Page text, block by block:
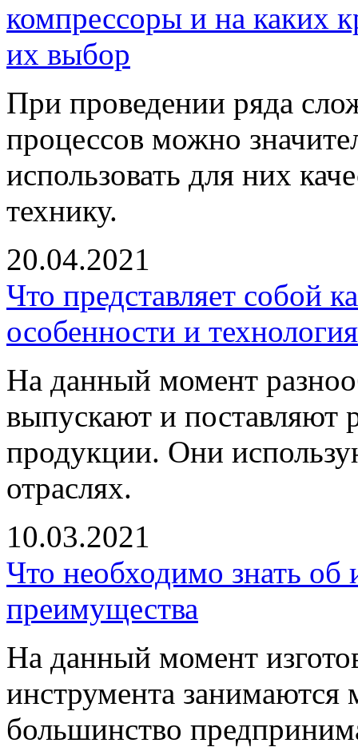
компрессоры и на каких
их выбор
При проведении ряда
процессов можно
использовать для них
технику.
20.04.2021
Что представляет собой
особенности и
На данный момент
выпускают и поставляют
продукции. Они
отраслях.
10.03.2021
Что необходимо знать об
преимущества
На данный момент
инструмента
большинство